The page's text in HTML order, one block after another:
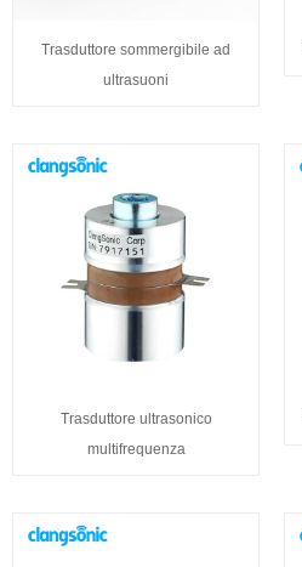
Trasduttore sommergibile ad
ultrasuoni
Trasduttore ultrasonico
multifrequenza